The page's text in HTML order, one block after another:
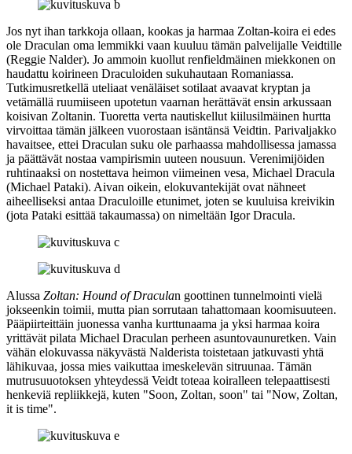
Jos nyt ihan tarkkoja ollaan, kookas ja harmaa Zoltan-koira ei edes
ole Draculan oma lemmikki vaan kuuluu tämän palvelijalle Veidtille
(Reggie Nalder). Jo ammoin kuollut renfieldmäinen miekkonen on
haudattu koirineen Draculoiden sukuhautaan Romaniassa.
Tutkimusretkellä uteliaat venäläiset sotilaat avaavat kryptan ja
vetämällä ruumiiseen upotetun vaarnan herättävät ensin arkussaan
koisivan Zoltanin. Tuoretta verta nautiskellut kiilusilmäinen hurtta
virvoittaa tämän jälkeen vuorostaan isäntänsä Veidtin. Parivaljakko
havaitsee, ettei Draculan suku ole parhaassa mahdollisessa jamassa
ja päättävät nostaa vampirismin uuteen nousuun. Verenimijöiden
ruhtinaaksi on nostettava heimon viimeinen vesa, Michael Dracula
(Michael Pataki). Aivan oikein, elokuvantekijät ovat nähneet
aiheelliseksi antaa Draculoille etunimet, joten se kuuluisa kreivikin
(jota Pataki esittää takaumassa) on nimeltään Igor Dracula.
Alussa Zoltan: Hound of Draculan goottinen tunnelmointi vielä
jokseenkin toimii, mutta pian sorrutaan tahattomaan koomisuuteen.
Pääpiirteittäin juonessa vanha kurttunaama ja yksi harmaa koira
yrittävät pilata Michael Draculan perheen asuntovaunuretken. Vain
vähän elokuvassa näkyvästä Nalderista toistetaan jatkuvasti yhtä
lähikuvaa, jossa mies vaikuttaa imeskelevän sitruunaa. Tämän
mutrusuuotoksen yhteydessä Veidt toteaa koiralleen telepaattisesti
henkeviä repliikkejä, kuten "Soon, Zoltan, soon" tai "Now, Zoltan,
it is time".